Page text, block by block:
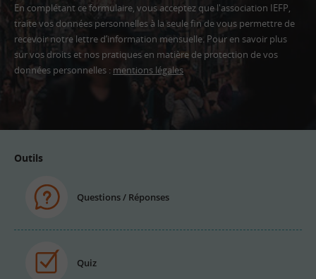
En complétant ce formulaire, vous acceptez que l'association IEFP,
traite vos données personnelles à la seule fin de vous permettre de
recevoir notre lettre d’information mensuelle. Pour en savoir plus
sur vos droits et nos pratiques en matière de protection de vos
données personnelles : mentions légales
Outils
Questions / Réponses
Quiz